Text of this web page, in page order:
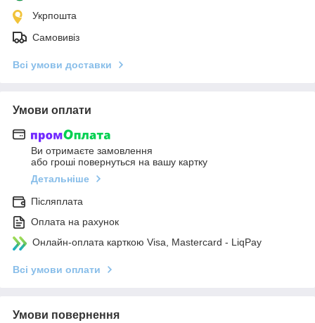
Укрпошта
Самовивіз
Всі умови доставки
Умови оплати
Ви отримаєте замовлення
або гроші повернуться на вашу картку
Детальніше
Післяплата
Оплата на рахунок
Онлайн-оплата карткою Visa, Mastercard - LiqPay
Всі умови оплати
Умови повернення